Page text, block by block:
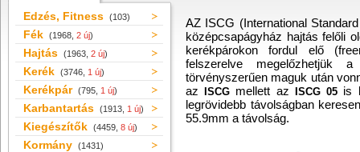
Edzés, Fitness (103)
Fék (1968, 2 új)
Hajtás (1963, 2 új)
Kerék (3746, 1 új)
Kerékpár (795, 1 új)
Karbantartás (1913, 1 új)
Kiegészítők (4459, 8 új)
Kormány (1431)
AZ ISCG (International
középcsapágyház hajtás felőli
kerékpárokon fordul elő
felszerelve megelőzhetjük
törvényszerűen maguk után
az
ISCG mellett az ISCG 05 is
legrövidebb távolságban
55.9mm a távolság.